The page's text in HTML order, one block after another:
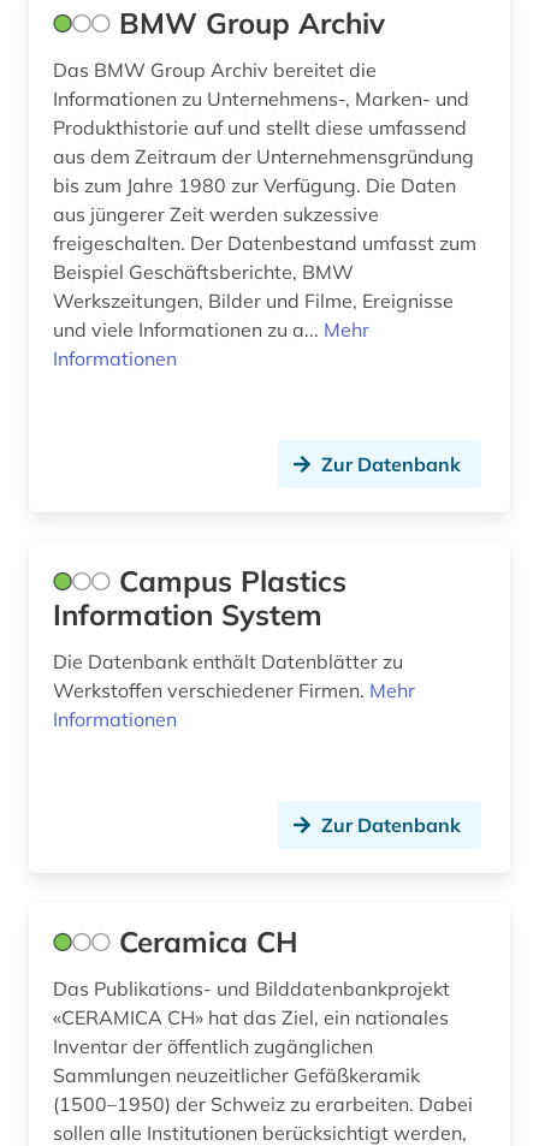
publishing network (1)
raumfahrt (1)
raumfahrttechnik (5)
recherche (1)
regeln der technik (1)
repository &lt;informatik&gt; (1)
schifffahrt (1)
schiffs- und meerestechnik (1)
schiffsmaschinenbau aus der
schiffselektrotechnik (1)
sicherungstechnik (1)
simulation (1)
sinter-metalle (1)
spanien (1)
stadt (2)
BMW Group Archiv
Das BMW Group Archiv bereitet die
Informationen zu Unternehmens-, Marken- und
Produkthistorie auf und stellt diese umfassend
aus dem Zeitraum der Unternehmensgründung
bis zum Jahre 1980 zur Verfügung. Die Daten
aus jüngerer Zeit werden sukzessive
freigeschalten. Der Datenbestand umfasst zum
Beispiel Geschäftsberichte, BMW
Werkszeitungen, Bilder und Filme, Ereignisse
und viele Informationen zu a... Mehr
Informationen
Zur Datenbank
Campus Plastics
Information System
Die Datenbank enthält Datenblätter zu
Werkstoffen verschiedener Firmen. Mehr
Informationen
Zur Datenbank
Ceramica CH
Das Publikations- und Bilddatenbankprojekt
«CERAMICA CH» hat das Ziel, ein nationales
Inventar der öffentlich zugänglichen
Sammlungen neuzeitlicher Gefäßkeramik
(1500–1950) der Schweiz zu erarbeiten. Dabei
sollen alle Institutionen berücksichtigt werden,